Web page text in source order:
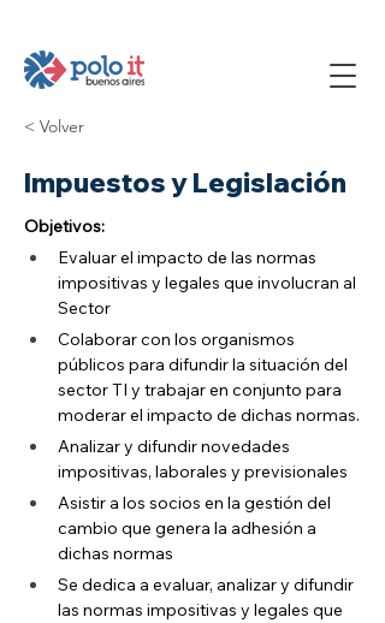
< Volver
Impuestos y Legislación
Objetivos:
Evaluar el impacto de las normas
impositivas y legales que involucran al
Sector
Colaborar con los organismos
públicos para difundir la situación del
sector TI y trabajar en conjunto para
moderar el impacto de dichas normas.
Analizar y difundir novedades
impositivas, laborales y previsionales
Asistir a los socios en la gestión del
cambio que genera la adhesión a
dichas normas
Se dedica a evaluar, analizar y difundir
las normas impositivas y legales que